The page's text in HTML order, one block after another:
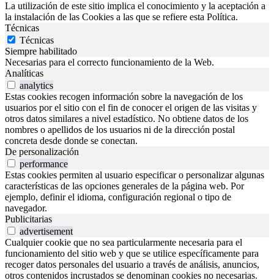
La utilización de este sitio implica el conocimiento y la aceptación a
la instalación de las Cookies a las que se refiere esta Política.
Técnicas
Técnicas
Siempre habilitado
Necesarias para el correcto funcionamiento de la Web.
Analíticas
analytics
Estas cookies recogen información sobre la navegación de los
usuarios por el sitio con el fin de conocer el origen de las visitas y
otros datos similares a nivel estadístico. No obtiene datos de los
nombres o apellidos de los usuarios ni de la dirección postal
concreta desde donde se conectan.
De personalización
performance
Estas cookies permiten al usuario especificar o personalizar algunas
características de las opciones generales de la página web. Por
ejemplo, definir el idioma, configuración regional o tipo de
navegador.
Publicitarias
advertisement
Cualquier cookie que no sea particularmente necesaria para el
funcionamiento del sitio web y que se utilice específicamente para
recoger datos personales del usuario a través de análisis, anuncios,
otros contenidos incrustados se denominan cookies no necesarias.